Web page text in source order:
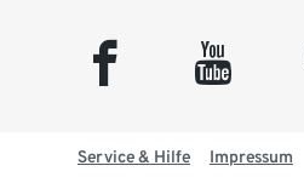
facebook youtube
Service & Hilfe Impressum